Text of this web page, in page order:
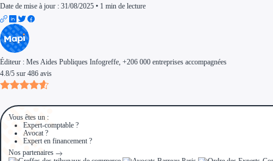
Date de mise à jour : 31/08/2025 • 1 min de lecture
Éditeur : Mes Aides Publiques Infogreffe, +206 000 entreprises accompagnées
4.8/5 sur 486 avis
Vous êtes un :
Expert-comptable ?
Avocat ?
Expert en financement ?
Nos partenaires